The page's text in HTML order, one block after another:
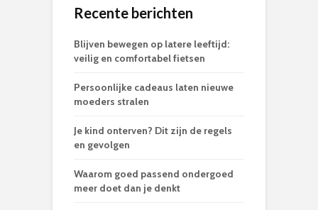
Recente berichten
Blijven bewegen op latere leeftijd:
veilig en comfortabel fietsen
Persoonlijke cadeaus laten nieuwe
moeders stralen
Je kind onterven? Dit zijn de regels
en gevolgen
Waarom goed passend ondergoed
meer doet dan je denkt